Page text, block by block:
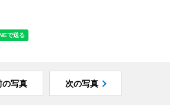
の写真 次の写真